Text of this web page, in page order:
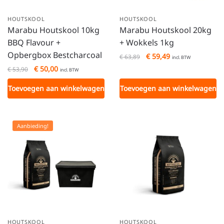
HOUTSKOOL
Marabu Houtskool 10kg
BBQ Flavour +
Opbergbox Bestcharcoal
€53,90 €50,00 incl. BTW
Toevoegen aan winkelwagen
HOUTSKOOL
Marabu Houtskool 20kg
+ Wokkels 1kg
€63,89 €59,49 incl. BTW
Toevoegen aan winkelwagen
Aanbieding!
HOUTSKOOL HOUTSKOOL